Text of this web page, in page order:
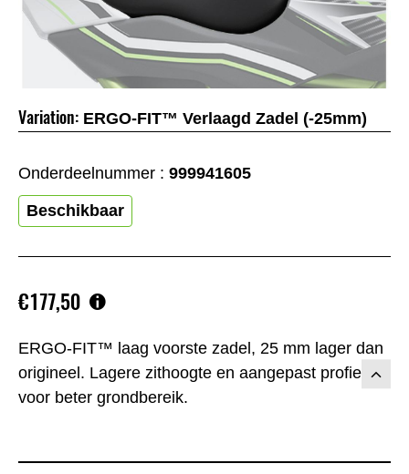
ERGO-FIT™ laag voorste zadel, 25 mm lager dan
origineel. Lagere zithoogte en aangepast profiel
voor beter grondbereik.
€177,50
Variation: ERGO-FIT™ Verlaagd Zadel (-25mm)
Onderdeelnummer : 999941605
Beschikbaar